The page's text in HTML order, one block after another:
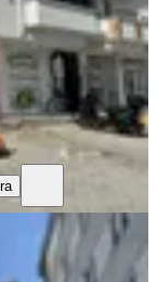
·08.08.2026
Kiralık Çok
İşyeri